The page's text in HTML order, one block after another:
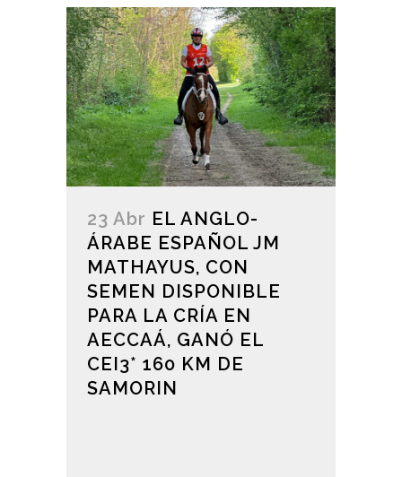
23 Abr EL ANGLO-
ÁRABE ESPAÑOL JM
MATHAYUS, CON
SEMEN DISPONIBLE
PARA LA CRÍA EN
AECCAÁ, GANÓ EL
CEI3* 160 KM DE
SAMORIN